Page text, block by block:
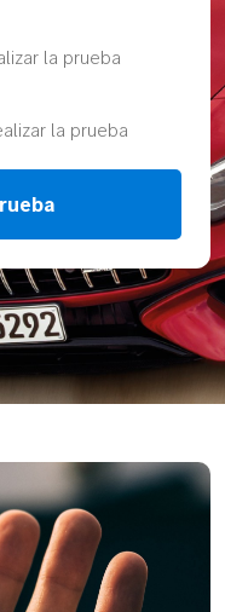
la prueba
la prueba